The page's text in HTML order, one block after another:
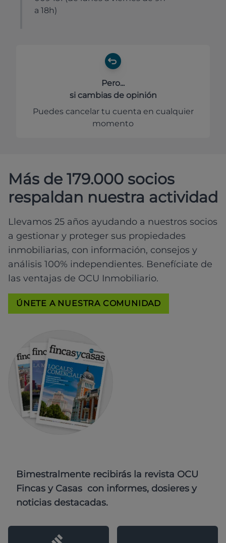
a 18h)
Pero...
si cambias de opinión
Puedes cancelar tu cuenta en cualquier
momento
Más de 179.000 socios
respaldan nuestra actividad
Llevamos 25 años ayudando a nuestros socios
a gestionar y proteger sus propiedades
inmobiliarias, con información, consejos y
análisis 100% independientes. Benefíciate de
las ventajas de OCU Inmobiliario.
ÚNETE A NUESTRA COMUNIDAD
Bimestralmente recibirás la revista OCU
Fincas y Casas con informes, dosieres y
noticias destacadas.